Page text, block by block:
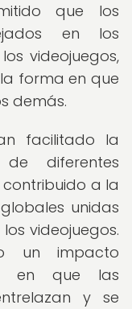
que los
en los
videojuegos,
forma en que
demás.
facilitado la
diferentes
a la
unidas
videojuegos.
un impacto
en que las
y se